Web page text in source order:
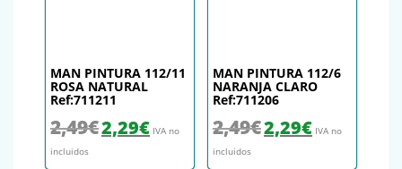
MAN PINTURA 112/11
ROSA NATURAL
Ref:711211
2,49€El precio original era: 2,49€.
2,29€El precio actual es: 2,29€.
IVA no
incluidos
MAN PINTURA 112/6
NARANJA CLARO
Ref:711206
2,49€El precio original era: 2,49€.
2,29€El precio actual
IVA no
incluidos